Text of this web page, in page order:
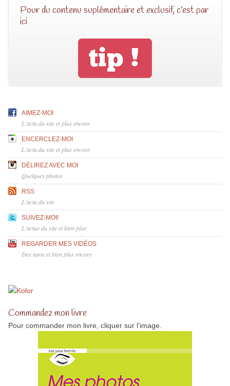
Pour du contenu suplémentaire et exclusif, c’est par
ici
AIMEZ-MOI
L'actu du site et plus encore
ENCERCLEZ-MOI
L'actu du site et plus encore
DÉLIREZ AVEC MOI
Quelques photos
RSS
L'actu du site
SUIVEZ-MOI!
L'actue du site et bien plus
REGARDER MES VIDÉOS
Des tutos et bien plus encore
Commandez mon livre
Pour commander mon livre, cliquer sur l'image.